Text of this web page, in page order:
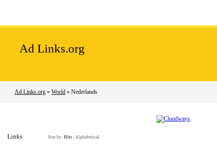
Ad Links.org
Ad Links.org » World » Nederlands
Links Sort by: Hits Alphabetical